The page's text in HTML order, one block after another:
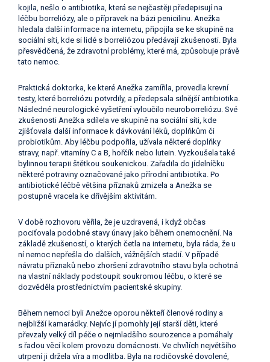
kojila, nešlo o antibiotika, která se nejčastěji předepisují na
léčbu borreliózy, ale o přípravek na bázi penicilinu. Anežka
hledala další informace na internetu, připojila se ke skupině na
sociální síti, kde si lidé s borreliózou předávají zkušenosti. Byla
přesvědčená, že zdravotní problémy, které má, způsobuje právě
tato nemoc.
Praktická doktorka, ke které Anežka zamířila, provedla krevní
testy, které borreliózu potvrdily, a předepsala silnější antibiotika.
Následné neurologické vyšetření vyloučilo neuroborreliózu. Své
zkušenosti Anežka sdílela ve skupině na sociální síti, kde
zjišťovala další informace k dávkování léků, doplňkům či
probiotikům. Aby léčbu podpořila, užívala některé doplňky
stravy, např. vitamíny C a B, hořčík nebo lutein. Vyzkoušela také
bylinnou terapii štětkou soukenickou. Zařadila do jídelníčku
některé potraviny označované jako přírodní antibiotika. Po
antibiotické léčbě většina příznaků zmizela a Anežka se
postupně vracela ke dřívějším aktivitám.
V době rozhovoru věřila, že je uzdravená, i když občas
pociťovala podobné stavy únavy jako během onemocnění. Na
základě zkušeností, o kterých četla na internetu, byla ráda, že u
ní nemoc nepřešla do dalších, vážnějších stadií. V případě
návratu příznaků nebo zhoršení zdravotního stavu byla ochotná
na vlastní náklady podstoupit soukromou léčbu, o které se
dozvěděla prostřednictvím pacientské skupiny.
Během nemoci byli Anežce oporou někteří členové rodiny a
nejbližší kamarádky. Nejvíc jí pomohly její starší děti, které
převzaly velký díl péče o nejmladšího sourozence a pomáhaly
s řadou věcí kolem provozu domácnosti. Ve chvílích největšího
utrpení ji držela víra a modlitba. Byla na rodičovské dovolené,